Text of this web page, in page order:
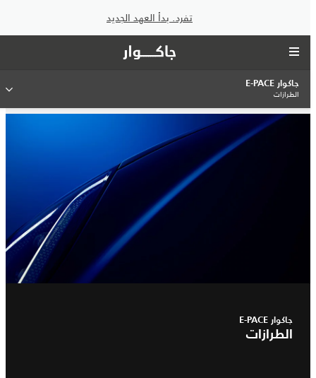
تفرد. بدأ العهد الجديد
جاكوار E-PACE
الطرازات
جاكوار E-PACE
الطرازات